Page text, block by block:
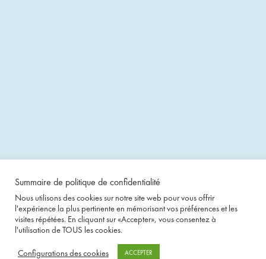
Summaire de politique de confidentialité
Nous utilisons des cookies sur notre site web pour vous offrir
l'expérience la plus pertinente en mémorisant vos préférences et les
visites répétées. En cliquant sur «Accepter», vous consentez à
l'utilisation de TOUS les cookies.
Configurations des cookies ACCEPTER